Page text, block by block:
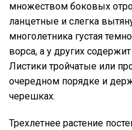
множеством боковых
ланцетные и слегка
многолетника густая
ворса, а у других
Листики тройчатые или
очередном порядке и
черешках.
Трехлетнее растение